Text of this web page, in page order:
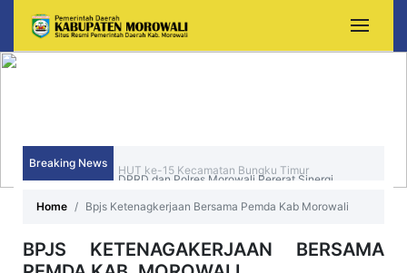
Breaking News DPRD dan Polres Morowali Pererat Sinergi,
Home Bpjs Ketenagkerjaan Bersama Pemda Kab Morowali
BPJS KETENAGAKERJAAN BERSAMA